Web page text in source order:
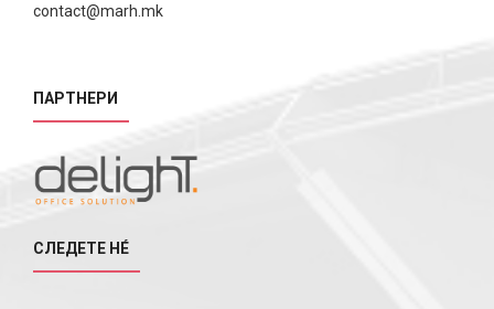
contact@marh.mk
ПАРТНЕРИ
СЛЕДЕТЕ НÉ